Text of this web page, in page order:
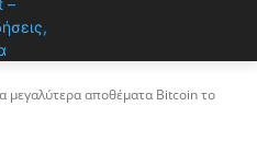
μεγαλύτερα αποθέματα Bitcoin το